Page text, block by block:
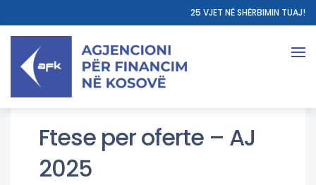
25 VJET NË SHËRBIMIN TUAJ!
Ftese per oferte – AJ
2025